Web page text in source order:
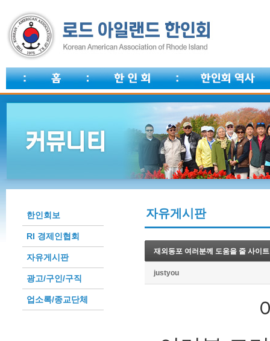
한인회보
RI 경제인협회
자유게시판
광고/구인/구직
업소록/종교단체
자유게시판
재외동포 여러분께 도움을 줄 사이
justyou